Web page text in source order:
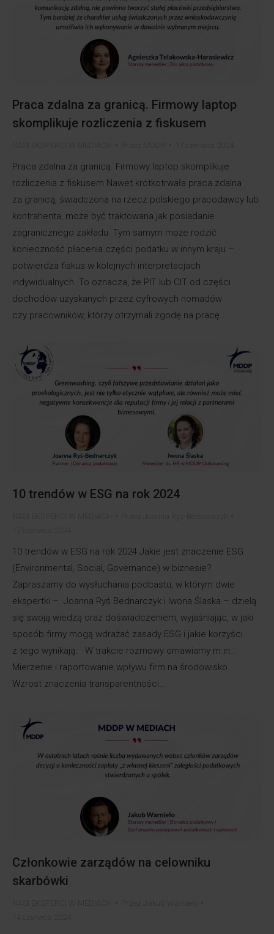
Praca zdalna za granicą. Firmowy laptop
skomplikuje rozliczenia z fiskusem
Praca zdalna za granicą. Firmowy laptop skomplikuje
rozliczenia z fiskusem Nawet krótkotrwała praca zdalna
za granicą, świadczona na rzecz polskiego pracodawcy lub
kontrahenta, może być traktowana jak posiadanie
zagranicznego zakładu. Tym samym może rodzić
konieczność płacenia części podatku w innym kraju –
potwierdza fiskus w kolejnych interpretacjach
indywidualnych. To oznacza, że PIT lub CIT od części
dochodów uzyskanych przez cyfrowych nomadów
czy pracowników, którzy otrzymali zgodę na pracę…
10 trendów w ESG na rok 2024
10 trendów w ESG na rok 2024 Jakie jest znaczenie ESG
(Environmental, Social, Governance) w biznesie?
Zapraszamy do wysłuchania podcastu, w którym dwie
ekspertki – Joanna Ryś Bednarczyk i Iwona Ślaska – dzielą
się swoją wiedzą oraz doświadczeniem, wyjaśniając, w jaki
sposób firmy mogą wdrażać zasady ESG i jakie korzyści
z tego wynikają. W trakcie rozmowy omawiamy m.in.:
Mierzenie i raportowanie wpływu firm na środowisko.
Wzrost znaczenia transparentności…
Członkowie zarządów na celowniku
skarbówki